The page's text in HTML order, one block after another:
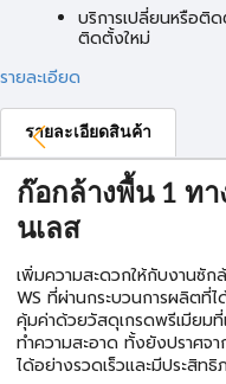
บริการเปลี่ยนหรือติ
ติดตั้งใหม่
รายละเอียด
รายละเอียดสินค้า
ก๊อกล้างพื้น 1 ทา
นเลส
เพิ่มความสะดวกให้กับงานซั
WS ที่ผ่านกระบวนการผลิตที่
คุ้มค่าด้วยวัสดุเกรดพรีเมียม
ทำความสะอาด ทั้งยังปราศจ
ได้อย่างรวดเร็วและมีประสิท